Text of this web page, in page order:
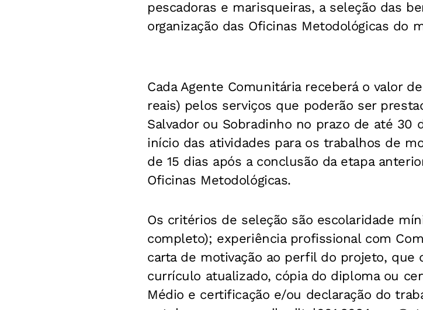
pescadoras e marisqueiras, a seleção das
organização das Oficinas Metodológicas do
Cada Agente Comunitária receberá o valor
reais) pelos serviços que poderão ser
Salvador ou Sobradinho no prazo de até 30
início das atividades para os trabalhos de
de 15 dias após a conclusão da etapa
Oficinas Metodológicas.
Os critérios de seleção são escolaridade
completo); experiência profissional com
carta de motivação ao perfil do projeto, que
currículo atualizado, cópia do diploma ou
Médio e certificação e/ou declaração do